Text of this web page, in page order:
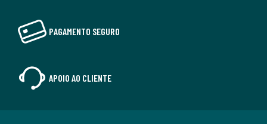
PAGAMENTO SEGURO
APOIO AO CLIENTE